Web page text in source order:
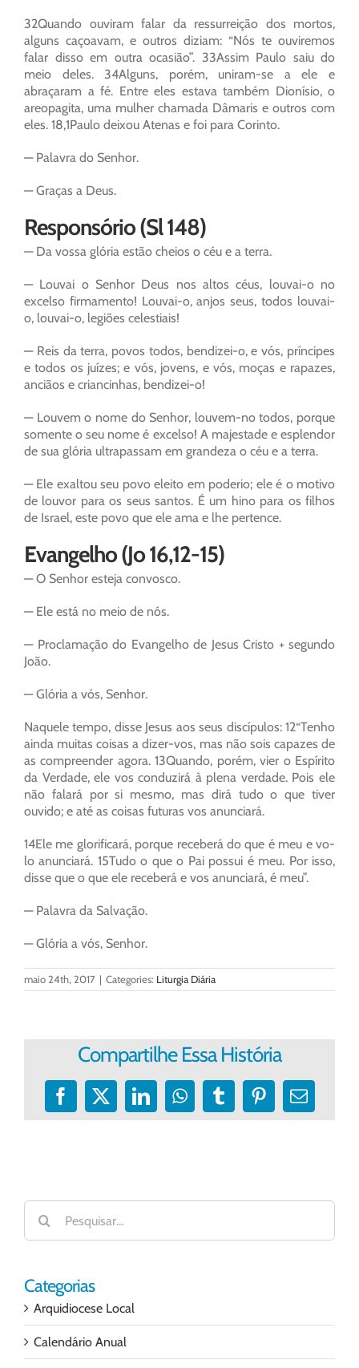
32Quando ouviram falar da ressurreição dos mortos,
alguns caçoavam, e outros diziam: “Nós te ouviremos
falar disso em outra ocasião”. 33Assim Paulo saiu do
meio deles. 34Alguns, porém, uniram-se a ele e
abraçaram a fé. Entre eles estava também Dionísio, o
areopagita, uma mulher chamada Dâmaris e outros com
eles. 18,1Paulo deixou Atenas e foi para Corinto.
— Palavra do Senhor.
— Graças a Deus.
Responsório (Sl 148)
— Da vossa glória estão cheios o céu e a terra.
— Louvai o Senhor Deus nos altos céus, louvai-o no
excelso firmamento! Louvai-o, anjos seus, todos louvai-
o, louvai-o, legiões celestiais!
— Reis da terra, povos todos, bendizei-o, e vós, príncipes
e todos os juízes; e vós, jovens, e vós, moças e rapazes,
anciãos e criancinhas, bendizei-o!
— Louvem o nome do Senhor, louvem-no todos, porque
somente o seu nome é excelso! A majestade e esplendor
de sua glória ultrapassam em grandeza o céu e a terra.
— Ele exaltou seu povo eleito em poderio; ele é o motivo
de louvor para os seus santos. É um hino para os filhos
de Israel, este povo que ele ama e lhe pertence.
Evangelho (Jo 16,12-15)
— O Senhor esteja convosco.
— Ele está no meio de nós.
— Proclamação do Evangelho de Jesus Cristo + segundo
João.
— Glória a vós, Senhor.
Naquele tempo, disse Jesus aos seus discípulos: 12“Tenho
ainda muitas coisas a dizer-vos, mas não sois capazes de
as compreender agora. 13Quando, porém, vier o Espírito
da Verdade, ele vos conduzirá à plena verdade. Pois ele
não falará por si mesmo, mas dirá tudo o que tiver
ouvido; e até as coisas futuras vos anunciará.
14Ele me glorificará, porque receberá do que é meu e vo-
lo anunciará. 15Tudo o que o Pai possui é meu. Por isso,
disse que o que ele receberá e vos anunciará, é meu”.
— Palavra da Salvação.
— Glória a vós, Senhor.
maio 24th, 2017 | Categories: Liturgia Diária
Compartilhe Essa História
Facebook
X LinkedInWhatsApp
TumblrPinterest
E-
Buscar
resultados
para:
Categorias
Arquidiocese Local
Calendário Anual